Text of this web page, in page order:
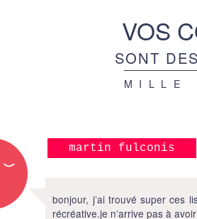
VOS
SONT
MILLE
martin fulconis
bonjour, j’ai trouvé super ces
récréative.je n’arrive pas à